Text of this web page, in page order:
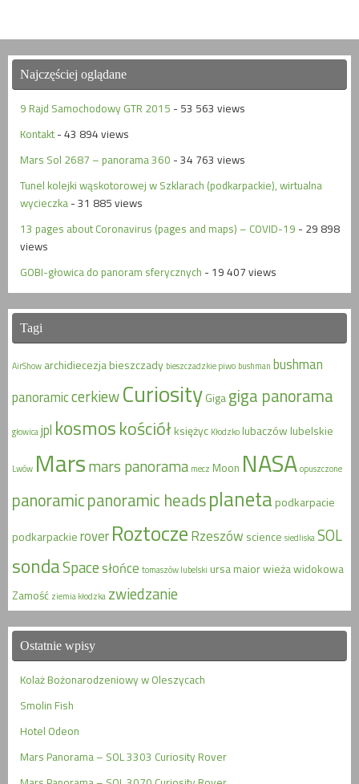
Najczęściej oglądane
9 Rajd Samochodowy GTR 2015 - 53 563 views
Kontakt - 43 894 views
Mars Sol 2687 – panorama 360 - 34 763 views
Tunel kolejki wąskotorowej w Szklarach (podkarpackie), wirtualna
wycieczka - 31 885 views
13 pages about Coronavirus (pages and maps) – COVID-19 - 29 898
views
GOBI-głowica do panoram sferycznych - 19 407 views
Tagi
AirShow archidiecezjabieszczady bieszczadzkie piwo bushman bushman
panoramiccerkiewCuriosityGigagiga panorama
głowicajpl kosmoskościółksiężyc Kłodzkolubaczówlubelskie
Lwów Marsmars panorama mecz Moon NASAopuszczone
panoramicpanoramic headsplanetapodkarpacie
podkarpackierover Roztocze Rzeszów science siedliskaSOL
sondaSpacesłońce tomaszów lubelski ursa maiorwieża widokowa
Zamość ziemia kłodzka zwiedzanie
Ostatnie wpisy
Kolaż Bożonarodzeniowy w Oleszycach
Smolin Fish
Hotel Odeon
Mars Panorama – SOL 3303 Curiosity Rover